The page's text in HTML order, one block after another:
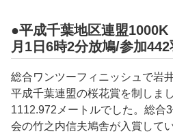
●平成千葉地区連盟
月1日6時2分放鳩/参加442
総合ワンツーフィニッシュで岩
平成千葉連盟の桜花賞を制しま
1112.972 メートルでした。総合3
会の竹之内信夫鳩舎が入賞して